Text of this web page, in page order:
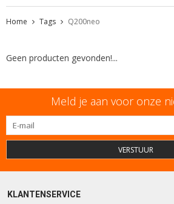
Home Tags Q200neo
Geen producten gevonden!...
Meld je aan voor onze
VERSTUUR
KLANTENSERVICE